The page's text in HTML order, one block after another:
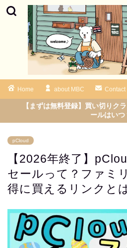
Home about MBC Contact
【まずは無料登録】買い切りク
ールはいつ
pCloud
【2026年終了】
セールって？ファミ
得に買えるリンクと